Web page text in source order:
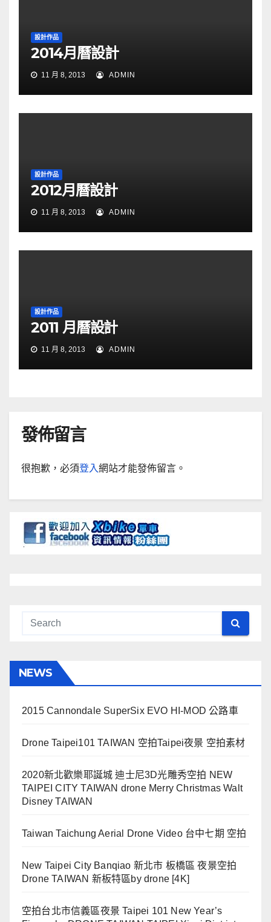
設計作品
2014月曆設計
11 月 8, 2013 ADMIN
設計作品
2012月曆設計
11 月 8, 2013 ADMIN
設計作品
2011 月曆設計
11 月 8, 2013 ADMIN
發佈留言
很抱歉，必須登入網站才能發佈留言。
NEWS
2015 Cannondale SuperSix EVO HI-MOD 公路車
Drone Taipei101 TAIWAN 空拍Taipei夜景 空拍素材
2020新北歡樂耶誕城 迪士尼3D光雕秀空拍 NEW
TAIPEI CITY TAIWAN drone Merry Christmas Walt
Disney TAIWAN
Taiwan Taichung Aerial Drone Video 台中七期 空拍
New Taipei City Banqiao 新北市 板橋區 夜景空拍
Drone TAIWAN 新板特區by drone [4K]
空拍台北市信義區夜景 Taipei 101 New Year’s